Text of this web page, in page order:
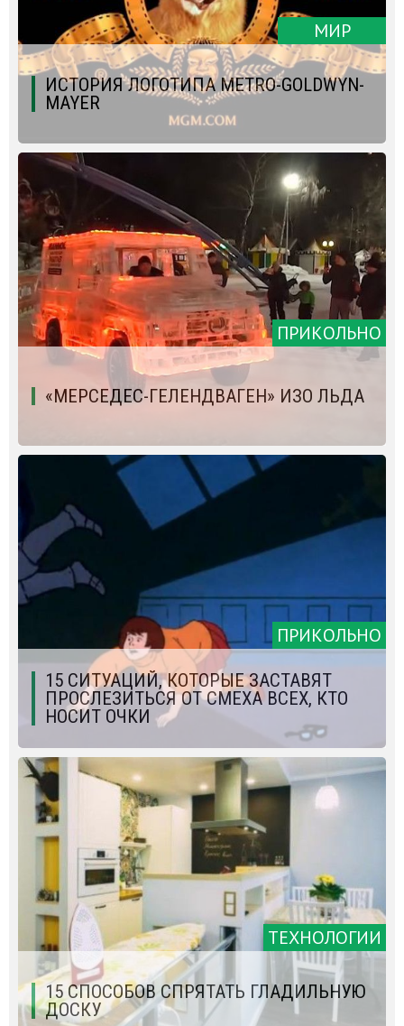
МИР
ИСТОРИЯ ЛОГОТИПА METRO-GOLDWYN-
MAYER
ПРИКОЛЬНО
«МЕРСЕДЕС-ГЕЛЕНДВАГЕН» ИЗО ЛЬДА
ПРИКОЛЬНО
15 СИТУАЦИЙ, КОТОРЫЕ ЗАСТАВЯТ
ПРОСЛЕЗИТЬСЯ ОТ СМЕХА ВСЕХ, КТО
НОСИТ ОЧКИ
ТЕХНОЛОГИИ
15 СПОСОБОВ СПРЯТАТЬ ГЛАДИЛЬНУЮ
ДОСКУ